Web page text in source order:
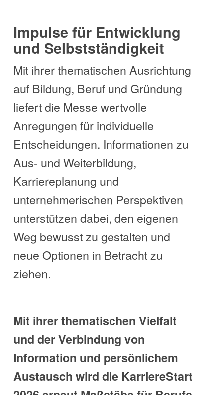
Impulse für Entwicklung
und Selbstständigkeit
Mit ihrer thematischen Ausrichtung
auf Bildung, Beruf und Gründung
liefert die Messe wertvolle
Anregungen für individuelle
Entscheidungen. Informationen zu
Aus- und Weiterbildung,
Karriereplanung und
unternehmerischen Perspektiven
unterstützen dabei, den eigenen
Weg bewusst zu gestalten und
neue Optionen in Betracht zu
ziehen.
Mit ihrer thematischen Vielfalt
und der Verbindung von
Information und persönlichem
Austausch wird die KarriereStart